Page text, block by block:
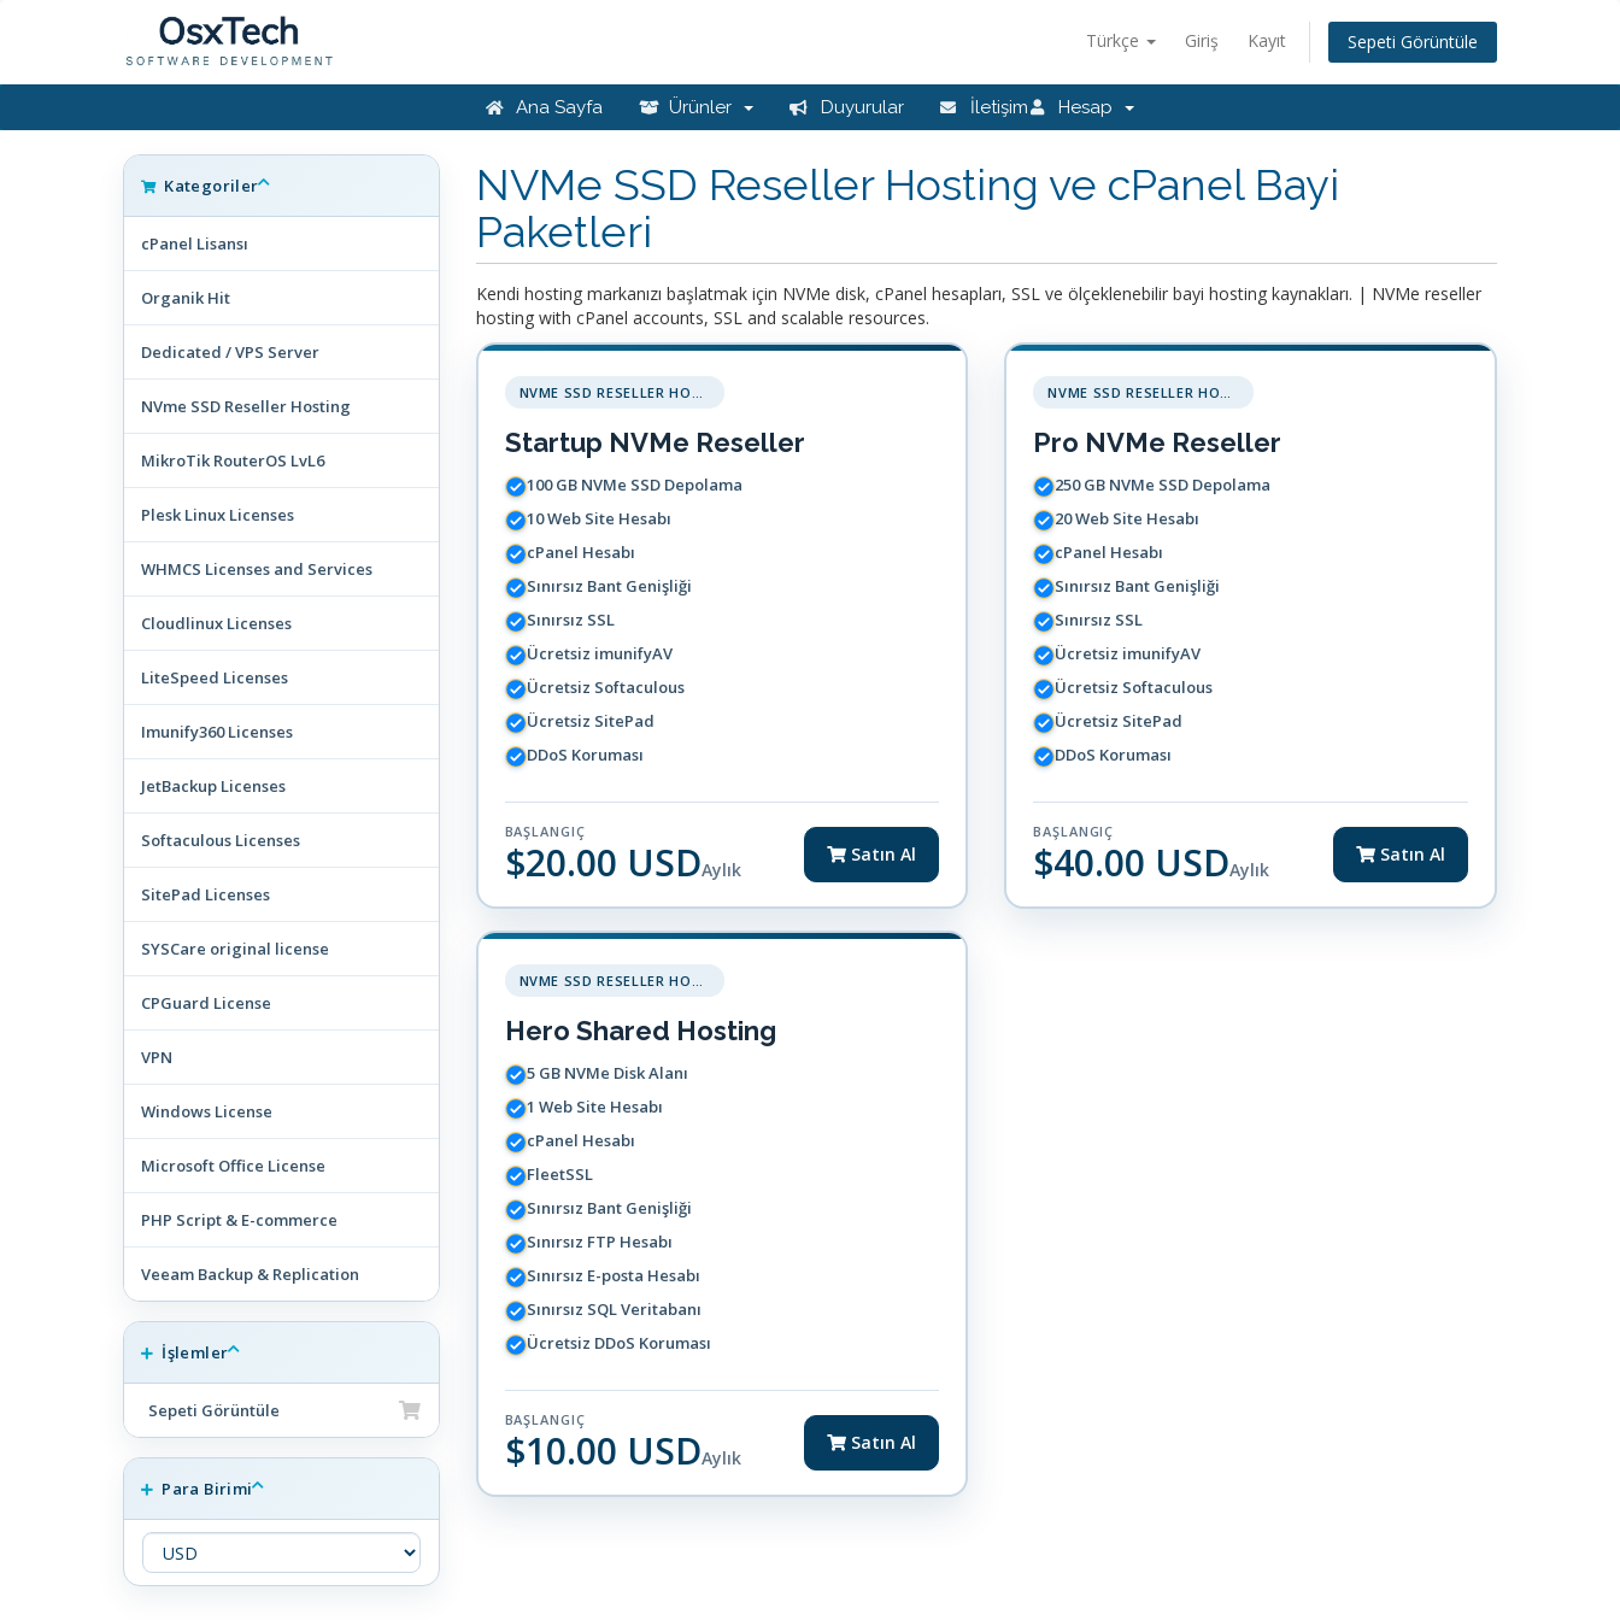
Türkçe Giriş Kayıt Sepeti Görüntüle
Ana Sayfa Ürünler Duyurular İletişim Hesap
Kategoriler
cPanel Lisansı
Organik Hit
Dedicated / VPS Server
NVme SSD Reseller Hosting
MikroTik RouterOS LvL6
Plesk Linux Licenses
WHMCS Licenses and Services
Cloudlinux Licenses
LiteSpeed Licenses
Imunify360 Licenses
JetBackup Licenses
Softaculous Licenses
SitePad Licenses
SYSCare original license
CPGuard License
VPN
Windows License
Microsoft Office License
PHP Script & E-commerce
Veeam Backup & Replication
İşlemler
Sepeti Görüntüle
Para Birimi
NVMe SSD Reseller Hosting ve cPanel Bayi
Paketleri
Kendi hosting markanızı başlatmak için NVMe disk, cPanel hesapları, SSL ve ölçeklenebilir bayi hosting kaynakları. | NVMe reseller
hosting with cPanel accounts, SSL and scalable resources.
NVME SSD RESELLER HOSTING
Startup NVMe Reseller
100 GB NVMe SSD Depolama
10 Web Site Hesabı
cPanel Hesabı
Sınırsız Bant Genişliği
Sınırsız SSL
Ücretsiz imunifyAV
Ücretsiz Softaculous
Ücretsiz SitePad
DDoS Koruması
BAŞLANGIÇ
$20.00 USDAylık
Satın Al
NVME SSD RESELLER HOSTING
Pro NVMe Reseller
250 GB NVMe SSD Depolama
20 Web Site Hesabı
cPanel Hesabı
Sınırsız Bant Genişliği
Sınırsız SSL
Ücretsiz imunifyAV
Ücretsiz Softaculous
Ücretsiz SitePad
DDoS Koruması
BAŞLANGIÇ
$40.00 USDAylık
Satın Al
NVME SSD RESELLER HOSTING
Hero Shared Hosting
5 GB NVMe Disk Alanı
1 Web Site Hesabı
cPanel Hesabı
FleetSSL
Sınırsız Bant Genişliği
Sınırsız FTP Hesabı
Sınırsız E-posta Hesabı
Sınırsız SQL Veritabanı
Ücretsiz DDoS Koruması
BAŞLANGIÇ
$10.00 USDAylık
Satın Al